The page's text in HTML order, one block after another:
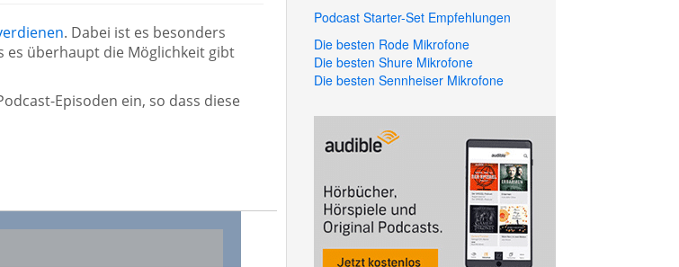
. Dabei ist es besonders
es überhaupt die Möglichkeit gibt
Episoden ein, so dass diese
Podcast Starter-Set Empfehlungen
Die besten Rode Mikrofone
Die besten Shure Mikrofone
Die besten Sennheiser Mikrofone